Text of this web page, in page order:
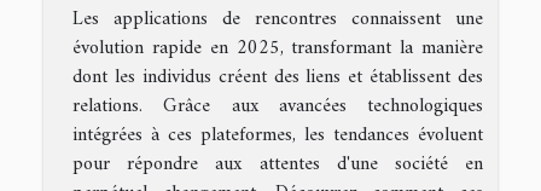
Les applications de rencontres connaissent une
évolution rapide en 2025, transformant la manière
dont les individus créent des liens et établissent des
relations. Grâce aux avancées technologiques
intégrées à ces plateformes, les tendances évoluent
pour répondre aux attentes d'une société en